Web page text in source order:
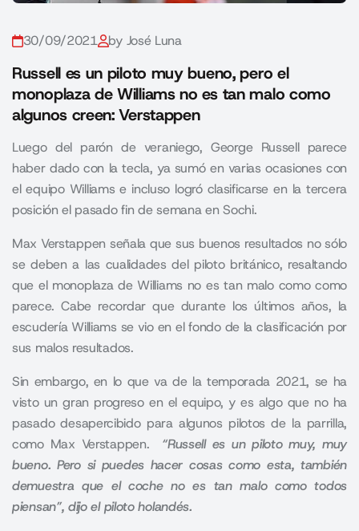
30/09/2021 by José Luna
Russell es un piloto muy bueno, pero el
monoplaza de Williams no es tan malo como
algunos creen: Verstappen
Luego del parón de veraniego, George Russell parece
haber dado con la tecla, ya sumó en varias ocasiones con
el equipo Williams e incluso logró clasificarse en la tercera
posición el pasado fin de semana en Sochi.
Max Verstappen señala que sus buenos resultados no sólo
se deben a las cualidades del piloto británico, resaltando
que el monoplaza de Williams no es tan malo como como
parece. Cabe recordar que durante los últimos años, la
escudería Williams se vio en el fondo de la clasificación por
sus malos resultados.
Sin embargo, en lo que va de la temporada 2021, se ha
visto un gran progreso en el equipo, y es algo que no ha
pasado desapercibido para algunos pilotos de la parrilla,
como Max Verstappen. “Russell es un piloto muy, muy
bueno. Pero si puedes hacer cosas como esta, también
demuestra que el coche no es tan malo como todos
piensan”, dijo el piloto holandés.